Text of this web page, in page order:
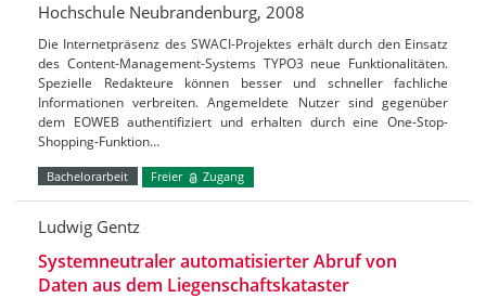
Hochschule Neubrandenburg, 2008
Die Internetpräsenz des SWACI-Projektes erhält durch den Einsatz
des Content-Management-Systems TYPO3 neue Funktionalitäten.
Spezielle Redakteure können besser und schneller fachliche
Informationen verbreiten. Angemeldete Nutzer sind gegenüber
dem EOWEB authentifiziert und erhalten durch eine One-Stop-
Shopping-Funktion…
Bachelorarbeit Freier Zugang
Ludwig Gentz
Systemneutraler automatisierter Abruf von
Daten aus dem Liegenschaftskataster